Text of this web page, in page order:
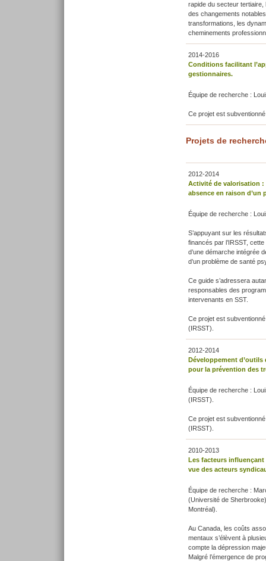
rapide du secteur tertiaire,
des changements
transformations, les
cheminements
2014-2016
Conditions facilitant
gestionnaires.
Équipe de recherche :
Ce projet est
Projets de
2012-2014
Activité de valorisation :
absence en raison d’un
Équipe de recherche :
S’appuyant sur les
financés par l’IRSST,
d’une démarche intégrée
d’un problème de santé
Ce guide s’adressera
responsables des
intervenants en SST.
Ce projet est
(IRSST).
2012-2014
Développement d’outils
pour la prévention des
Équipe de recherche :
(IRSST).
Ce projet est
(IRSST).
2010-2013
Les facteurs influençant
vue des acteurs
Équipe de recherche :
(Université de
Montréal).
Au Canada, les coûts
mentaux s’élèvent à
compte la dépression
Malgré l’émergence de